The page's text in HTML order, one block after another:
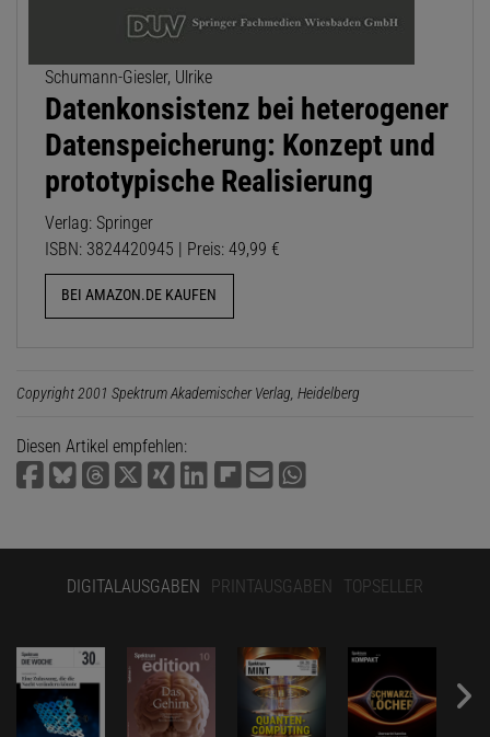
Schumann-Giesler, Ulrike
Datenkonsistenz bei heterogener
Datenspeicherung: Konzept und
prototypische Realisierung
Verlag: Springer
ISBN: 3824420945 | Preis: 49,99 €
BEI AMAZON.DE KAUFEN
Copyright 2001 Spektrum Akademischer Verlag, Heidelberg
Diesen Artikel empfehlen:
DIGITALAUSGABEN PRINTAUSGABEN TOPSELLER